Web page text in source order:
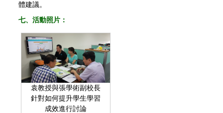
體建議。
七、 活動照片：
袁教授與張學術副校長
針對如何提升學生學習
成效進行討論